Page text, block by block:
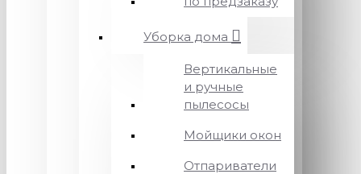
Уборка дома
Вертикальные
и ручные
пылесосы
Мойщики окон
Отпариватели